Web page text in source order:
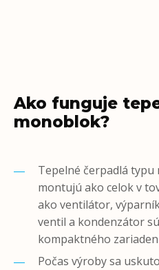
Ako funguje
monoblok?
Tepelné čerpadlá
montujú ako celok v
ako ventilátor,
ventil a kondenzátor
kompaktného
Počas výroby sa